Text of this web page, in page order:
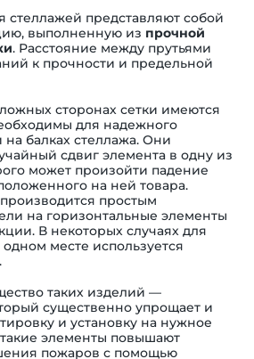
стеллажей представляют собой
выполненную из прочной
. Расстояние между прутьями
к прочности и предельной
сторонах сетки имеются
для надежного
балках стеллажа. Они
сдвиг элемента в одну из
может произойти падение
на ней товара.
простым
на горизонтальные элементы
В некоторых случаях для
месте используется
таких изделий —
существенно упрощает и
и установку на нужное
элементы повышают
пожаров с помощью